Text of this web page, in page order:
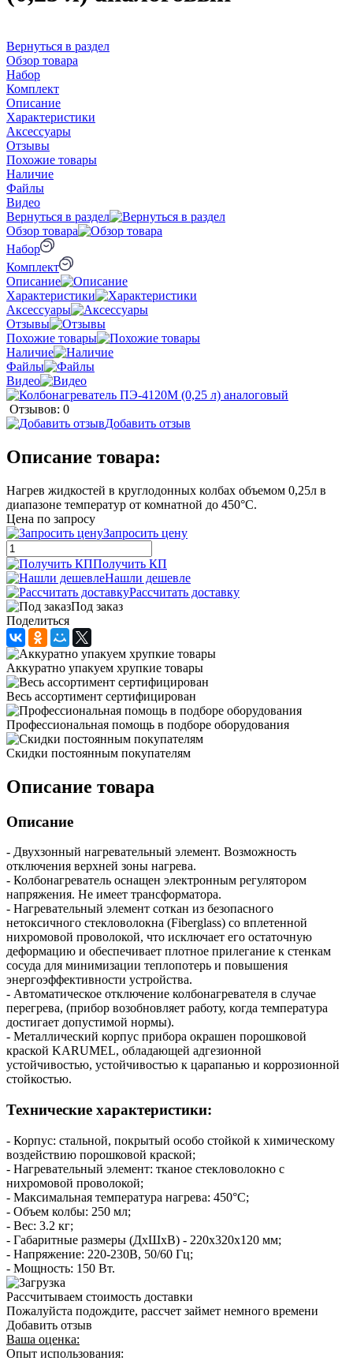
Вернуться в раздел
Обзор товара
Набор
Комплект
Описание
Характеристики
Аксессуары
Отзывы
Похожие товары
Наличие
Файлы
Видео
Вернуться в раздел
Обзор товара
Набор
Комплект
Описание
Характеристики
Аксессуары
Отзывы
Похожие товары
Наличие
Файлы
Видео
Отзывов: 0
Добавить отзыв
Описание товара:
Нагрев жидкостей в круглодонных колбах объемом 0,25л в
диапазоне температур от комнатной до 450°С.
Цена по запросу
Запросить цену
Получить КП
Нашли дешевле
Рассчитать доставку
Под заказ
Поделиться
Аккуратно упакуем хрупкие товары
Весь ассортимент сертифицирован
Профессиональная помощь в подборе оборудования
Скидки постоянным покупателям
Описание товара
Описание
- Двухзонный нагревательный элемент. Возможность
отключения верхней зоны нагрева.
- Колбонагреватель оснащен электронным регулятором
напряжения. Не имеет трансформатора.
- Нагревательный элемент соткан из безопасного
нетоксичного стекловолокна (Fiberglass) со вплетенной
нихромовой проволокой, что исключает его остаточную
деформацию и обеспечивает плотное прилегание к стенкам
сосуда для минимизации теплопотерь и повышения
энергоэффективности устройства.
- Автоматическое отключение колбонагревателя в случае
перегрева, (прибор возобновляет работу, когда температура
достигает допустимой нормы).
- Металлический корпус прибора окрашен порошковой
краской KARUMEL, обладающей адгезионной
устойчивостью, устойчивостью к царапанью и коррозионной
стойкостью.
Технические характеристики:
- Корпус: стальной, покрытый особо стойкой к химическому
воздействию порошковой краской;
- Нагревательный элемент: тканое стекловолокно с
нихромовой проволокой;
- Максимальная температура нагрева: 450°С;
- Объем колбы: 250 мл;
- Вес: 3.2 кг;
- Габаритные размеры (ДхШхВ) - 220х320х120 мм;
- Напряжение: 220-230В, 50/60 Гц;
- Мощность: 150 Вт.
Рассчитываем стоимость доставки
Пожалуйста подождите, рассчет займет немного времени
Добавить отзыв
Ваша оценка:
Опыт использования: